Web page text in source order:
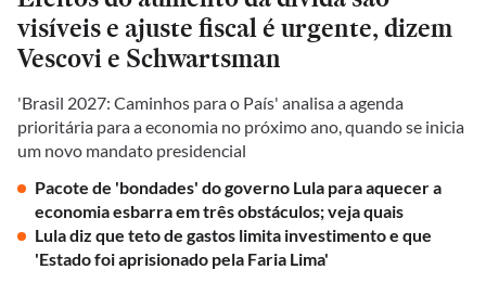
visíveis e ajuste fiscal é urgente, dizem
Vescovi e Schwartsman
'Brasil 2027: Caminhos para o País' analisa a agenda
prioritária para a economia no próximo ano, quando se inicia
um novo mandato presidencial
Pacote de 'bondades' do governo Lula para aquecer a
economia esbarra em três obstáculos; veja quais
Lula diz que teto de gastos limita investimento e que
'Estado foi aprisionado pela Faria Lima'